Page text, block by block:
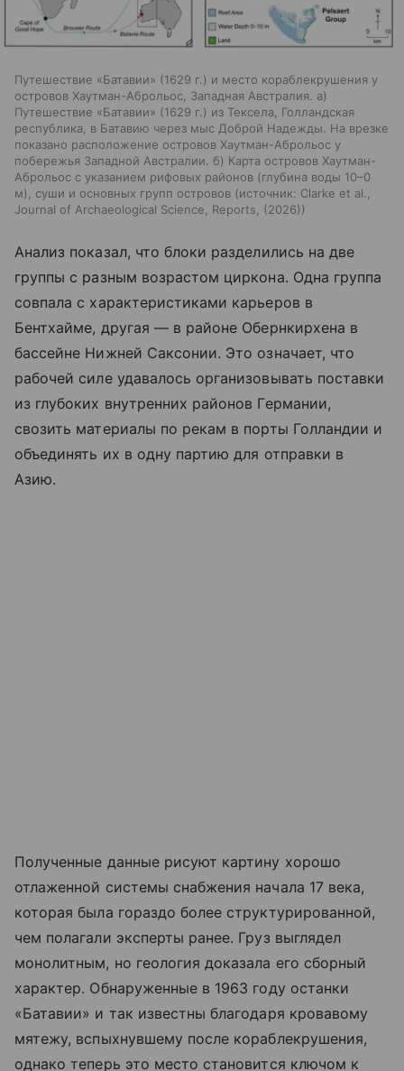
Путешествие «Батавии» (1629 г.) и место кораблекрушения у
островов Хаутман-Аброльос, Западная Австралия. а)
Путешествие «Батавии» (1629 г.) из Тексела, Голландская
республика, в Батавию через мыс Доброй Надежды. На врезке
показано расположение островов Хаутман-Аброльос у
побережья Западной Австралии. б) Карта островов Хаутман-
Аброльос с указанием рифовых районов (глубина воды 10–0
м), суши и основных групп островов
источник: Clarke et al.,
Journal of Archaeological Science, Reports, (2026)
Анализ показал, что блоки разделились на две
группы с разным возрастом циркона. Одна группа
совпала с характеристиками карьеров в
Бентхайме, другая — в районе Обернкирхена в
бассейне Нижней Саксонии. Это означает, что
рабочей силе удавалось организовывать поставки
из глубоких внутренних районов Германии,
свозить материалы по рекам в порты Голландии и
объединять их в одну партию для отправки в
Азию.
Полученные данные рисуют картину хорошо
отлаженной системы снабжения начала 17 века,
которая была гораздо более структурированной,
чем полагали эксперты ранее. Груз выглядел
монолитным, но геология доказала его сборный
характер. Обнаруженные в 1963 году останки
«Батавии» и так известны благодаря кровавому
мятежу, вспыхнувшему после кораблекрушения,
однако теперь это место становится ключом к